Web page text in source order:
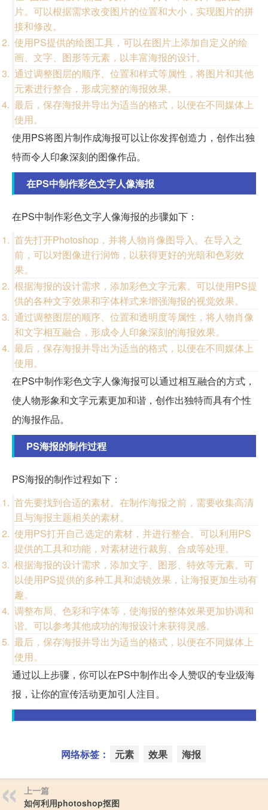
片。可以根据需求改变图片的位置和大小，实现图片的拼
接和修改。
使用PS提供的绘图工具，可以在图片上添加自定义的绘
画、文字、图形等元素，以丰富海报的设计。
通过调整图层的顺序、位置和样式等属性，将图片和其他
元素进行整合，形成完整的海报效果。
最后，保存海报并导出为适当的格式，以便在不同媒体上
使用。
使用PS将图片制作成海报可以让你发挥创造力，创作出独
特而令人印象深刻的图像作品。
在PS中制作彩色文字人像海报
在PS中制作彩色文字人像海报的步骤如下：
首先打开Photoshop，并将人物肖像图导入。在导入之
前，可以对图像进行润饰，以获得更好的光暗和色彩效
果。
根据海报的设计需求，添加彩色文字元素。可以使用PS提
供的各种文字效果和字体样式来增强海报的视觉效果。
通过调整图层的顺序、位置和透明度等属性，将人物肖像
和文字相互融合，形成令人印象深刻的海报效果。
最后，保存海报并导出为适当的格式，以便在不同媒体上
使用。
在PS中制作彩色文字人像海报可以通过相互融合的方式，
使人物形象和文字元素更加和谐，创作出独特而具有个性
的海报作品。
PS海报的制作过程
PS海报的制作过程如下：
首先要找到合适的素材。在制作海报之前，需要收集高清
且与海报主题相关的素材。
使用PS打开自己选定的素材，并进行整合。可以利用PS
提供的工具和功能，对素材进行裁剪、合成等处理。
根据海报的设计需求，添加文字、图形、特效等元素。可
以使用PS提供的多种工具和滤镜效果，让海报更加生动有
趣。
调整布局、色彩和字体等，使海报的整体效果更加协调和
谐。可以参考其他成功的海报设计来获得灵感。
最后，保存海报并导出为适当的格式，以便在不同媒体上
使用。
通过以上步骤，你可以在PS中制作出令人赞叹的专业级海
报，让你的宣传活动更加引人注目。
网络标签： 元素 效果 海报
上一篇
如何利用photoshop抠图